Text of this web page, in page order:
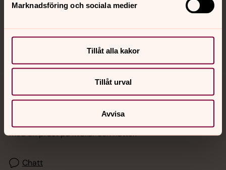
Marknadsföring och sociala medier
Tillåt alla kakor
Tillåt urval
Avvisa
Jourhavande präst
med en präst på kvällar och nätter.
Chatt